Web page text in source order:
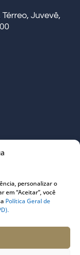
personalizar o
em “Aceitar”, você
Política Geral de
Juvevê,